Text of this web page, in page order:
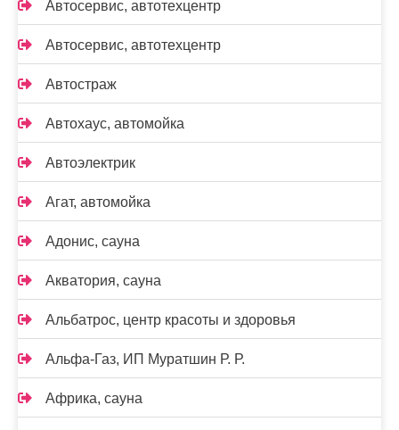
Автосервис, автотехцентр
Автосервис, автотехцентр
Автостраж
Автохаус, автомойка
Автоэлектрик
Агат, автомойка
Адонис, сауна
Акватория, сауна
Альбатрос, центр красоты и здоровья
Альфа-Газ, ИП Муратшин Р. Р.
Африка, сауна